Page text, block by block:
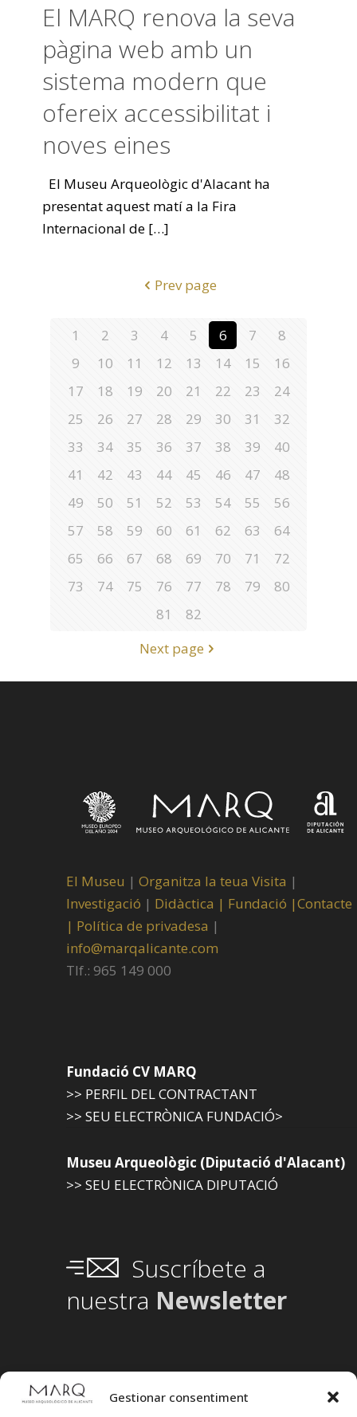
Gestionar consentiment
El MARQ renova la seva
pàgina web amb un
sistema modern que
ofereix accessibilitat i
noves eines
El Museu Arqueològic d'Alacant ha
presentat aquest matí a la Fira
Internacional de […]
Prev page
1 2 3 4 5 6 7
8
9
10 11 12 13 14 15
16
17
18 19 20 21 22 23
24
25
26 27 28 29 30 31
32
33
34 35 36 37 38 39
40
41
42 43 44 45 46 47
48
49
50 51 52 53 54 55
56
57
58 59 60 61 62 63
64
65
66 67 68 69 70 71
72
73
74 75 76 77 78 79
80
81
82
Next page
El Museu | Organitza la teua Visita |
Investigació | Didàctica | Fundació |Contacte
| Política de privadesa |
info@marqalicante.com
Tlf.: 965 149 000
Fundació CV MARQ
>> PERFIL DEL CONTRACTANT
>> SEU ELECTRÒNICA FUNDACIÓ>
Museu Arqueològic (Diputació d'Alacant)
>> SEU ELECTRÒNICA DIPUTACIÓ
Suscríbete a
nuestra Newsletter